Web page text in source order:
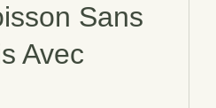
Sans
Avec